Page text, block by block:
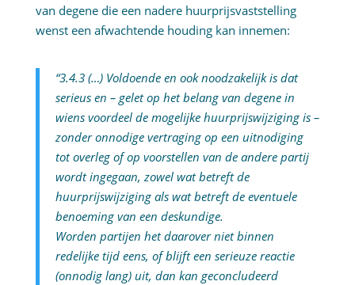
van degene die een nadere huurprijsvaststelling
wenst een afwachtende houding kan innemen:
“3.4.3 (…) Voldoende en ook noodzakelijk is dat
serieus en – gelet op het belang van degene in
wiens voordeel de mogelijke huurprijswijziging is –
zonder onnodige vertraging op een uitnodiging
tot overleg of op voorstellen van de andere partij
wordt ingegaan, zowel wat betreft de
huurprijswijziging als wat betreft de eventuele
benoeming van een deskundige.
Worden partijen het daarover niet binnen
redelijke tijd eens, of blijft een serieuze reactie
(onnodig lang) uit, dan kan geconcludeerd